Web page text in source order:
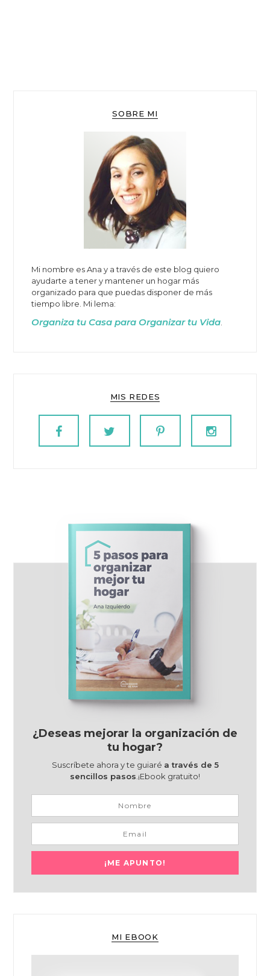
SOBRE MI
Mi nombre es Ana y a través de este blog quiero
ayudarte a tener y mantener un hogar más
organizado para que puedas disponer de más
tiempo libre. Mi lema:
Organiza tu Casa para Organizar tu Vida.
MIS REDES
¿Deseas mejorar la organización de
tu hogar?
Suscríbete ahora y te guiaré a través de 5
sencillos pasos .¡Ebook gratuito!
MI EBOOK